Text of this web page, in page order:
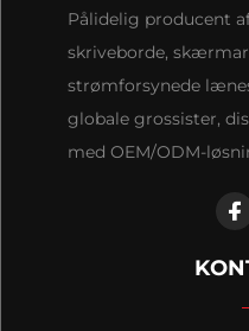
Pålidelig producent
skriveborde,
strømforsynede
globale grossister,
med OEM/ODM-